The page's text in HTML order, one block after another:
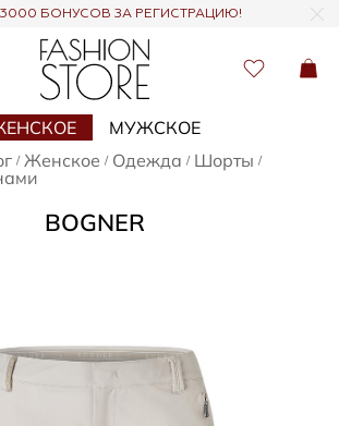
БОНУСОВ ЗА РЕГИСТРАЦИЮ!
МУЖСКОЕ
/ Женское / Одежда / Шорты /
BOGNER